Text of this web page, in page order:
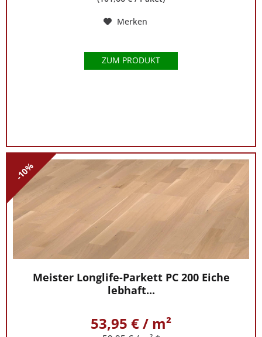
Merken
ZUM PRODUKT
-10%
Meister Longlife-Parkett PC 200 Eiche
lebhaft...
53,95 € / m²